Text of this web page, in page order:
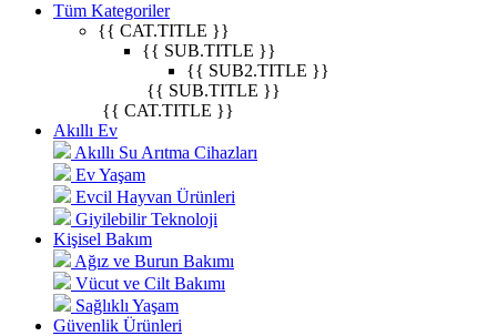
Tüm Kategoriler
{{ CAT.TITLE }}
{{ SUB.TITLE }}
{{ SUB2.TITLE }}
{{ SUB.TITLE }}
{{ CAT.TITLE }}
Akıllı Ev
Akıllı Su Arıtma Cihazları
Ev Yaşam
Evcil Hayvan Ürünleri
Giyilebilir Teknoloji
Kişisel Bakım
Ağız ve Burun Bakımı
Vücut ve Cilt Bakımı
Sağlıklı Yaşam
Güvenlik Ürünleri